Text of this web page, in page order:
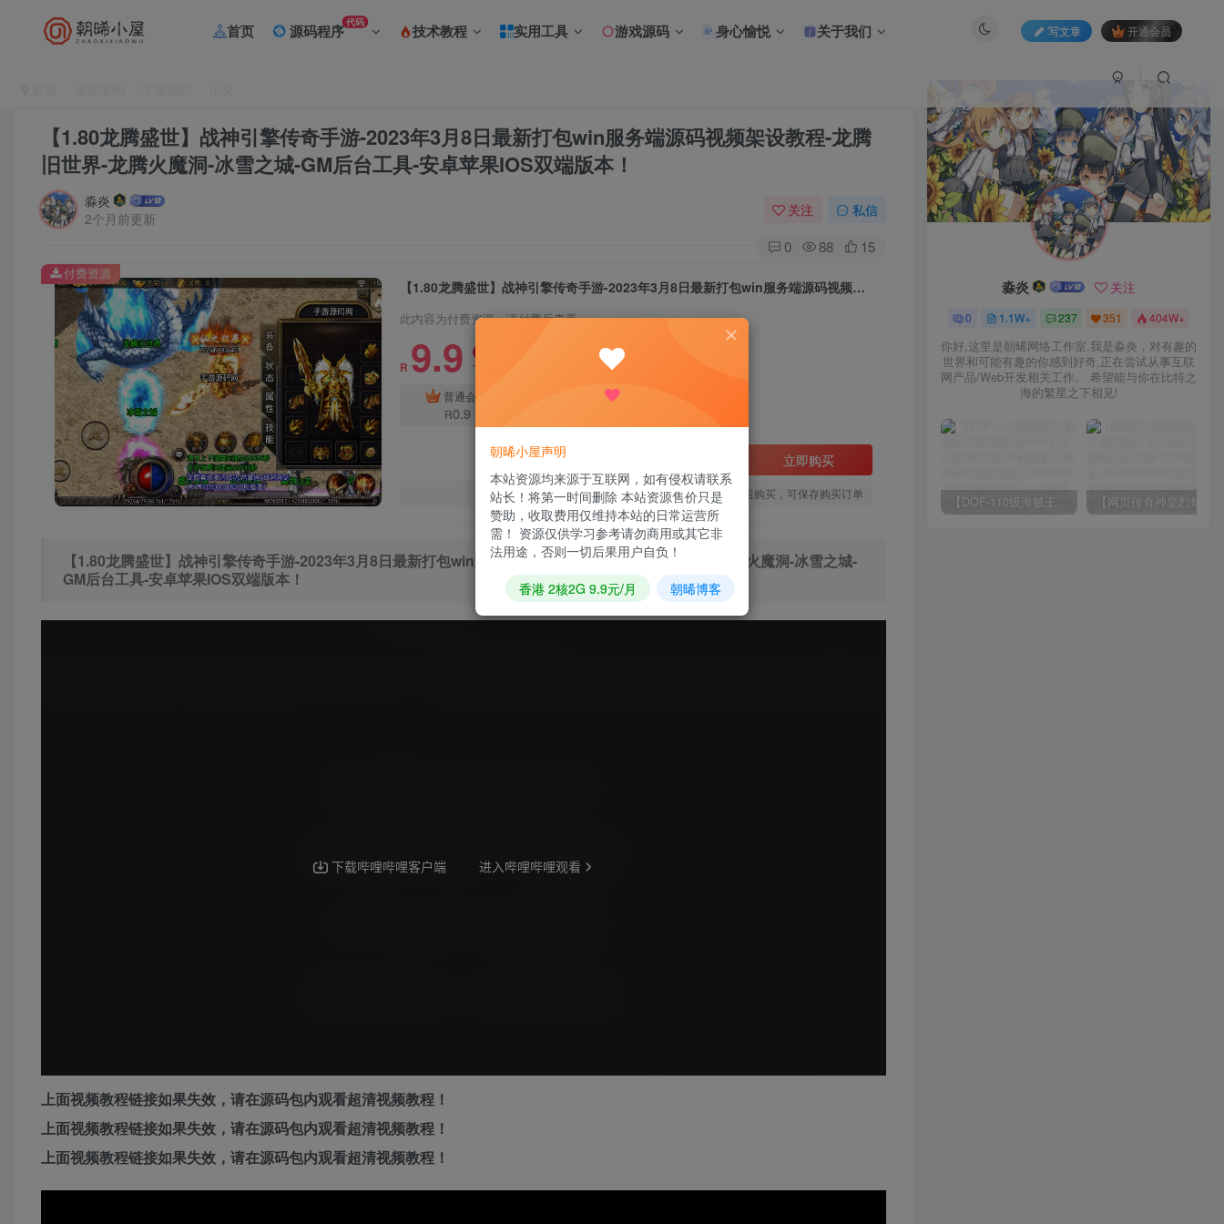
首页 源码程序代码 技术教程 实用工具 游戏源码 身心愉悦 关于我们 写文章 开通会员
【1.80龙腾盛世】战神引擎传奇手游-2023年3月8日最新打包win服务端源码视频架设教程-龙腾
旧世界-龙腾火魔洞-冰雪之城-GM后台工具-安卓苹果IOS双端版本！
淼炎
2个月前更新
关注 私信
0 88 15
【1.80龙腾盛世】战神引擎传奇手游-2023年3月8日最新打包win服务端源码视频架设教程-龙腾旧世界-龙腾火魔洞-冰雪之城-GM后台工具-安卓苹果IOS双端版本！
此内容为付费资源，请付费后查看
R 9.9 R
普通会员
R0.9
免费
立即购买
您当前未登录！建议登陆后购买，可保存购买订单
付费资源
【1.80龙腾盛世】战神引擎传奇手游-2023年3月8日最新打包win服务端源码视频架设教程-龙腾旧世界-龙腾火魔洞-冰雪之城-
GM后台工具-安卓苹果IOS双端版本！
上面视频教程链接如果失效，请在源码包内观看超清视频教程！
上面视频教程链接如果失效，请在源码包内观看超清视频教程！
上面视频教程链接如果失效，请在源码包内观看超清视频教程！
淼炎 关注
0 1.1W+ 237 351 404W+
你好,这里是朝晞网络工作室,我是淼炎，对有趣的
世界和可能有趣的你感到好奇,正在尝试从事互联
网产品/Web开发相关工作。 希望能与你在比特之
海的繁星之下相见!
【DOF-110级海贼王超变四大陆全职业PVF】站长推荐经典3D冒险格斗闯关西方魔幻端游-2024年8月8日最新打包Linux服务端源码视频架设教程-等级补丁-配套完整客户端！
朝晞小屋声明
本站资源均来源于互联网，如有侵权请联系
站长！将第一时间删除 本站资源售价只是
赞助，收取费用仅维持本站的日常运营所
需！ 资源仅供学习参考请勿商用或其它非
法用途，否则一切后果用户自负！
香港 2核2G 9.9元/月 朝晞博客